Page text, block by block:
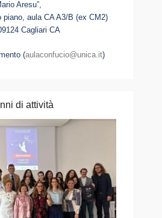
Aresu”,
piano, aula CA A3/B (ex CM2)
Cagliari CA
(aulaconfucio@unica.it)
di attività